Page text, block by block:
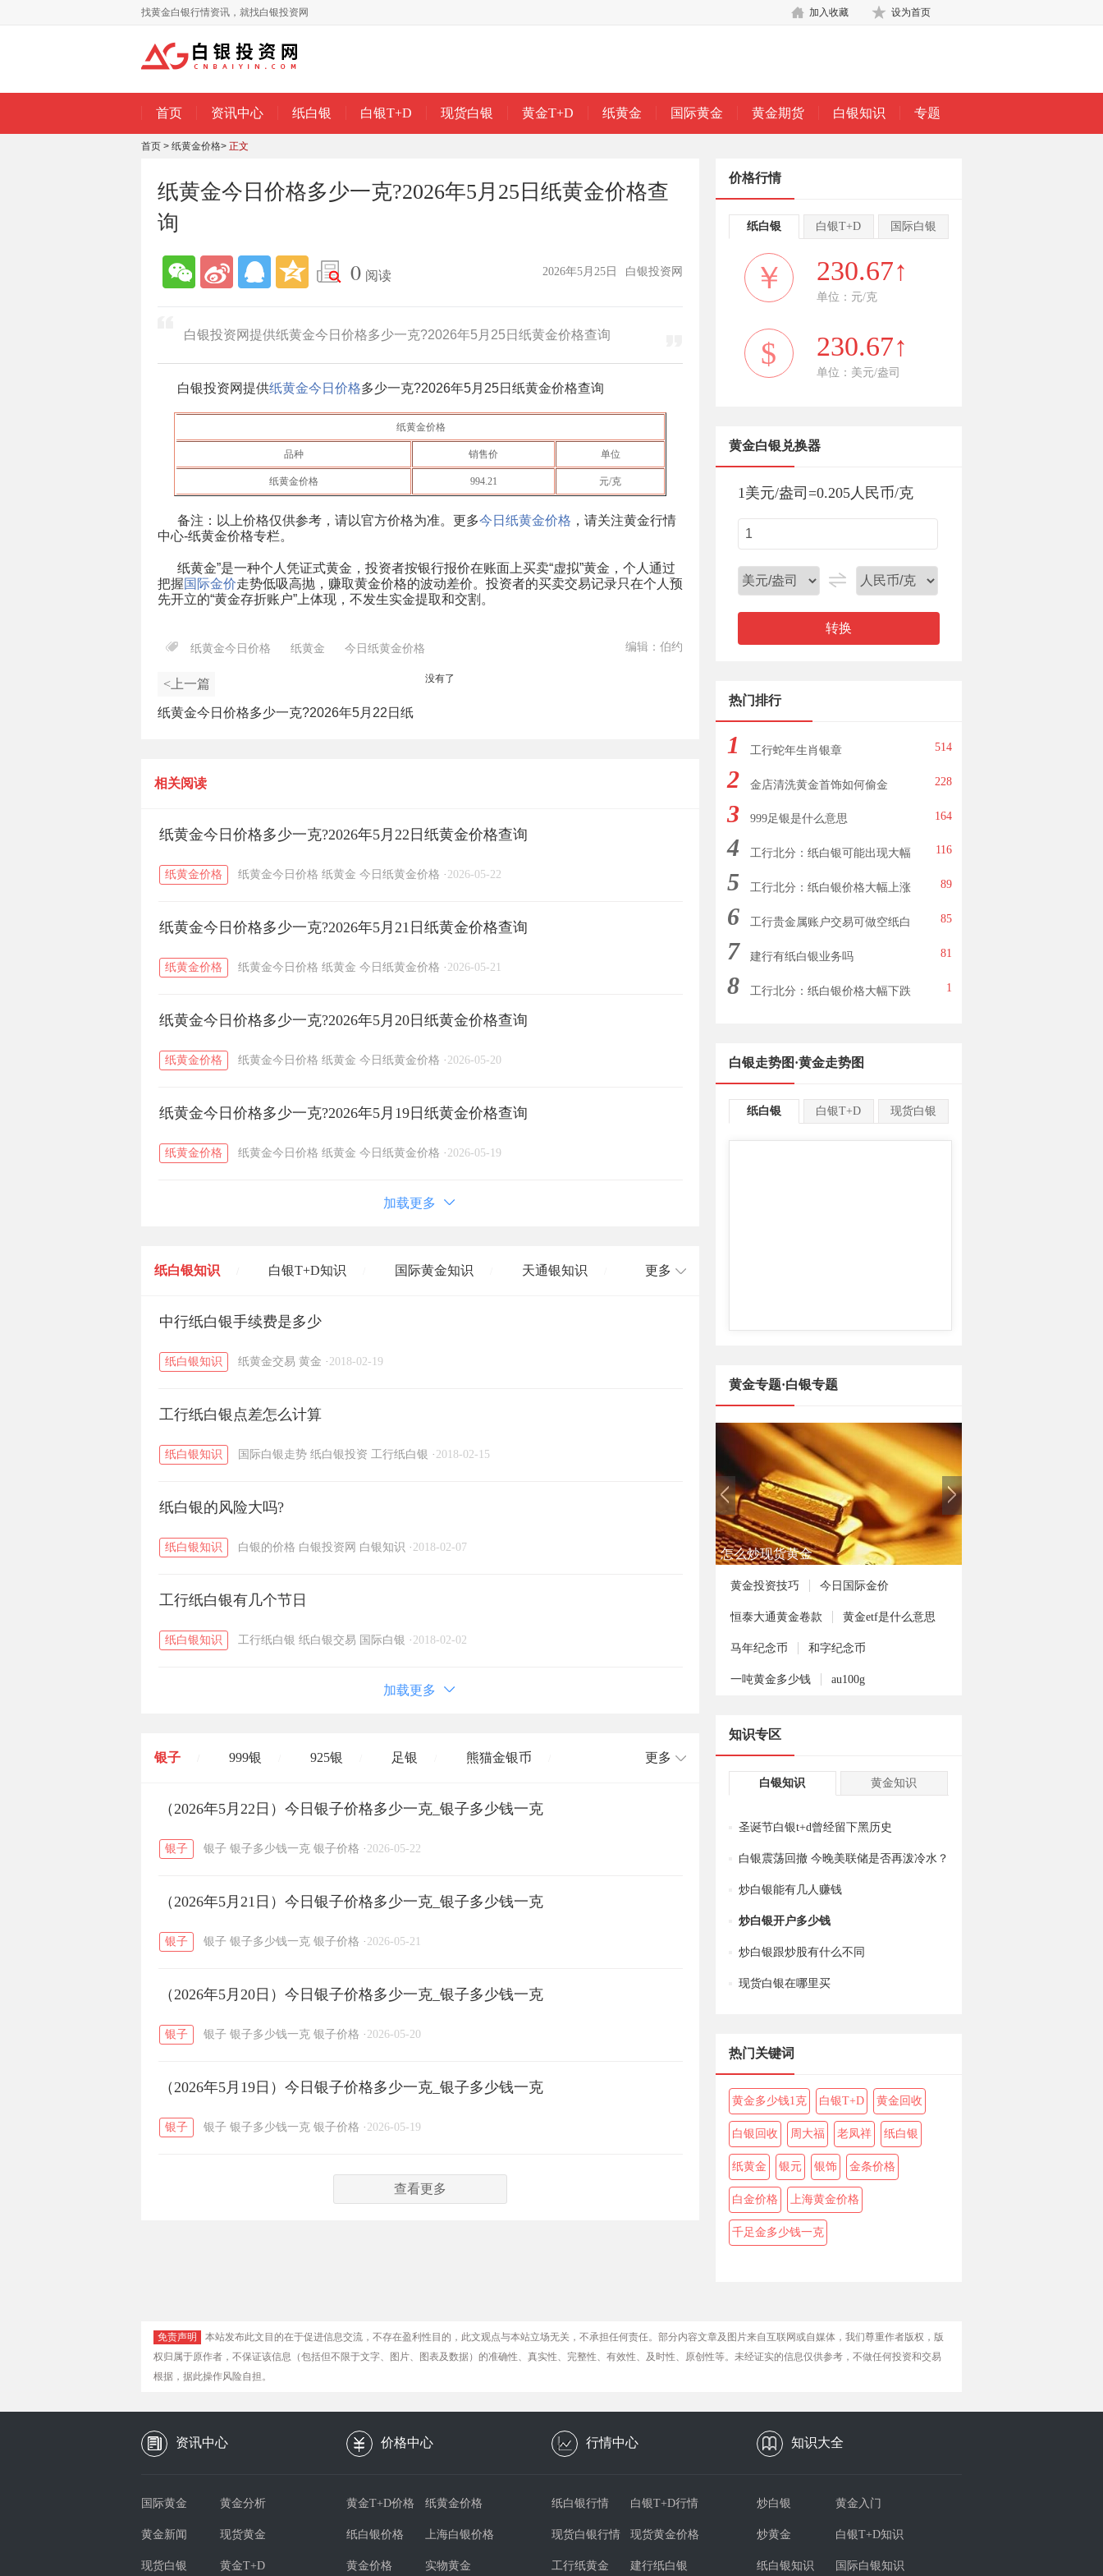
找黄金白银行情资讯，就找白银投资网 设为首页
加入收藏
首页 资讯中心 纸白银 白银T+D 现货白银 黄金T+D 纸黄金 国际黄金 黄金期货 白银知识 专题
首页 > 纸黄金价格> 正文
纸黄金今日价格多少一克?2026年5月25日纸黄金价格查
询
0 阅读 白银投资网
2026年5月25日
白银投资网提供纸黄金今日价格多少一克?2026年5月25日纸黄金价格查询
白银投资网提供纸黄金今日价格多少一克?2026年5月25日 纸黄金价格查询
纸黄金价格
品种 销售价 单位
纸黄金价格 994.21 元/克
备注：以上价格仅供参考，请以官方价格为准。更多今日纸黄金价格 ，请关注黄金行情
中心-纸黄金价格专栏。
纸黄金”是一种个人凭证式黄金，投资者按银行报价在账面上买卖“虚拟”黄金，个人通过
把握国际金价走势低吸高抛，赚取黄金价格的波动差价。投资者的买卖交易记录只在个人预
先开立的“黄金存折账户”上体现，不发生实金提取和交割。
纸黄金今日价格 纸黄金 今日纸黄金价格 编辑：伯约
<上一篇
纸黄金今日价格多少一克?2026年5月22日纸
没有了
相关阅读
纸黄金今日价格多少一克?2026年5月22日纸黄金价格查询
纸黄金价格 纸黄金今日价格 纸黄金 今日纸黄金价格 · 2026-05-22
纸黄金今日价格多少一克?2026年5月21日纸黄金价格查询
纸黄金价格 纸黄金今日价格 纸黄金 今日纸黄金价格 · 2026-05-21
纸黄金今日价格多少一克?2026年5月20日纸黄金价格查询
纸黄金价格 纸黄金今日价格 纸黄金 今日纸黄金价格 · 2026-05-20
纸黄金今日价格多少一克?2026年5月19日纸黄金价格查询
纸黄金价格 纸黄金今日价格 纸黄金 今日纸黄金价格 · 2026-05-19
加载更多
纸白银知识 白银T+D知识 国际黄金知识 天通银知识
黄金T+D知识 / 粤贵银知识
更多
中行纸白银手续费是多少
纸白银知识 纸黄金交易 黄金 · 2018-02-19
工行纸白银点差怎么计算
纸白银知识 国际白银走势 纸白银投资 工行纸白银 · 2018-02-15
纸白银的风险大吗?
纸白银知识 白银的价格 白银投资网 白银知识 · 2018-02-07
工行纸白银有几个节日
纸白银知识 工行纸白银 纸白银交易 国际白银 · 2018-02-02
加载更多
银子 999银 925银 足银 熊猫金银币
开国纪念币 大清银币 / 长城币 / 老凤祥
菜百 周生生 周大生
六福 / 金至尊 潮宏基 / 亚一金店 / 黄金
更多
（2026年5月22日）今日银子价格多少一克_银子多少钱一克
银子 银子 银子多少钱一克 银子价格 · 2026-05-22
（2026年5月21日）今日银子价格多少一克_银子多少钱一克
银子 银子 银子多少钱一克 银子价格 · 2026-05-21
（2026年5月20日）今日银子价格多少一克_银子多少钱一克
银子 银子 银子多少钱一克 银子价格 · 2026-05-20
（2026年5月19日）今日银子价格多少一克_银子多少钱一克
银子 银子 银子多少钱一克 银子价格 · 2026-05-19
查看更多
价格行情
纸白银 白银T+D 国际白银
￥ 230.67↑
单位：元/克
$ 230.67↑
单位：美元/盎司
黄金白银兑换器
1美元/盎司 =0.205人民币/克
转换
热门排行
1 工行蛇年生肖银章 514
2 金店清洗黄金首饰如何偷金 228
3 999足银是什么意思 164
4 工行北分：纸白银可能出现大幅
下跌
116
5 工行北分：纸白银价格大幅上涨 89
6 工行贵金属账户交易可做空纸白
银
85
7 建行有纸白银业务吗 81
8 工行北分：纸白银价格大幅下跌 1
白银走势图·黄金走势图
纸白银 白银T+D 现货白银
黄金专题·白银专题
如何投资熊猫金币
黄金投资技巧 今日国际金价
恒泰大通黄金卷款 黄金etf是什么意思
马年纪念币 和字纪念币
一吨黄金多少钱 au100g
知识专区
白银知识 黄金知识
圣诞节白银t+d曾经留下黑历史
白银震荡回撤 今晚美联储是否再泼冷水？
炒白银能有几人赚钱
炒白银开户多少钱
炒白银跟炒股有什么不同
现货白银在哪里买
热门关键词
黄金多少钱1克 白银T+D 黄金回收
白银回收 周大福 老凤祥 纸白银
纸黄金 银元 银饰 金条价格
白金价格 上海黄金价格
千足金多少钱一克
免责声明
本站发布此文目的在于促进信息交流，不存在盈利性目的，此文观点与本站立场无关，不承担任何责任。部分内容文章及图片来自互联网或自媒体，我们尊重作者版权，版
权归属于原作者，不保证该信息（包括但不限于文字、图片、图表及数据）的准确性、真实性、完整性、有效性、及时性、原创性等。未经证实的信息仅供参考，不做任何投资和交易
根据，据此操作风险自担。
资讯中心 价格中心 行情中心 知识大全
国际黄金 黄金分析
黄金新闻 现货黄金
现货白银 黄金T+D
黄金T+D价格 纸黄金价格
纸白银价格 上海白银价格
黄金价格 实物黄金
纸白银行情 白银T+D行情
现货白银行情 现货黄金价格
工行纸黄金 建行纸白银
炒白银 黄金入门
炒黄金 白银T+D知识
纸白银知识 国际白银知识